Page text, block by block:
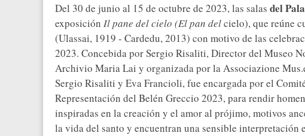
Del 30 de junio al 15 de octubre de 2023, las salas del
exposición Il pane del cielo (El pan delcielo), que reúne
(Ulassai, 1919 - Cardedu, 2013) con motivo de las
2023. Concebida por Sergio Risaliti, Director del Museo
Archivio Maria Lai y organizada por la Associazione
Sergio Risaliti y Eva Francioli, fue encargada por el
Representación del Belén Greccio 2023, para rendir
inspiradas en la creación y el amor al prójimo, motivos
la vida del santo y encuentran una sensible interpretación